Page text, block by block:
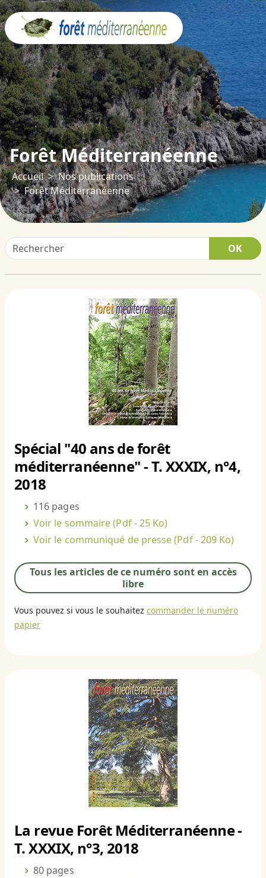
Forêt Méditerranéenne
Accueil
Nos publications
Forêt Méditerranéenne
Spécial "40 ans de forêt
méditerranéenne" - T. XXXIX, n°4,
2018
116 pages
Voir le sommaire(Pdf - 25 Ko)
Voir le communiqué de presse(Pdf - 209 Ko)
Tous les articles de ce numéro sont en accès
libre
Vous pouvez si vous le souhaitez commander le numéro
papier
La revue Forêt Méditerranéenne -
T. XXXIX, n°3, 2018
80 pages
Panneau de gestion des cookies